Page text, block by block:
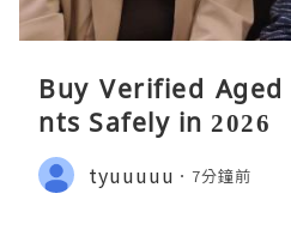
Buy Verified
nts Safely in 2026
tyuuuuu 7分鐘前